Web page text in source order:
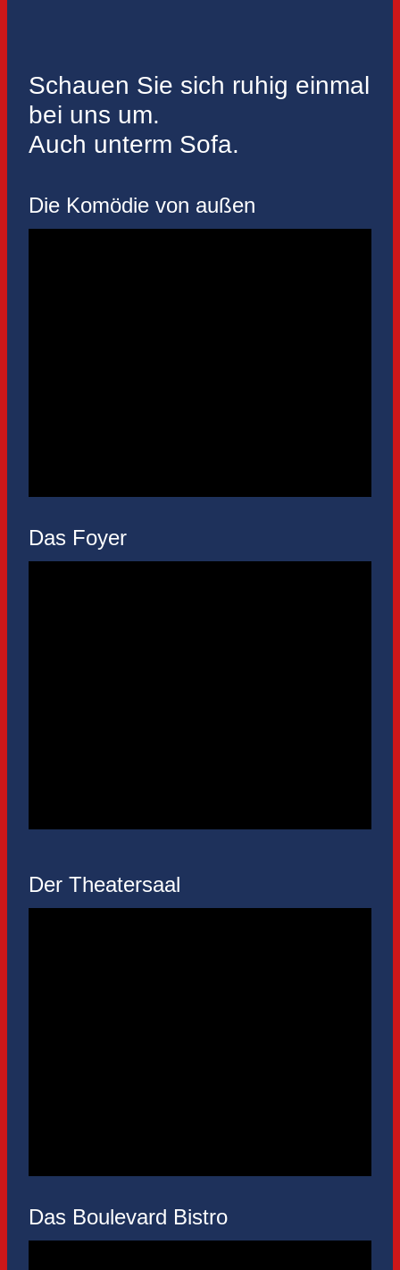
Schauen Sie sich ruhig einmal
bei uns um.
Auch unterm Sofa.
Die Komödie von außen
Das Foyer
Der Theatersaal
Das Boulevard Bistro